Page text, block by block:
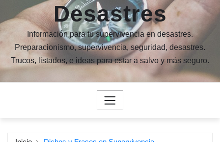
Desastres
Información para tu supervivencia en desastres.
Preparacionismo, supervivencia, seguridad, desastres.
Trucos, listados, e ideas para estar a salvo y más seguro.